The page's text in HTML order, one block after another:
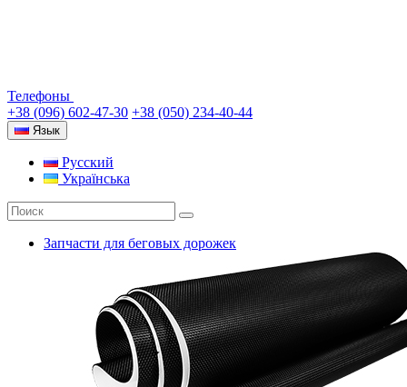
Телефоны
+38 (096) 602-47-30 +38 (050) 234-40-44
Язык
Русский
Українська
Запчасти для беговых дорожек